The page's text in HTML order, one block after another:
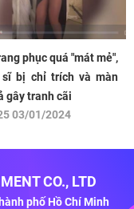
phục quá "mát mẻ",
bị chỉ trích và màn
gây tranh cãi
03/01/2024
CO., LTD
phố Hồ Chí Minh